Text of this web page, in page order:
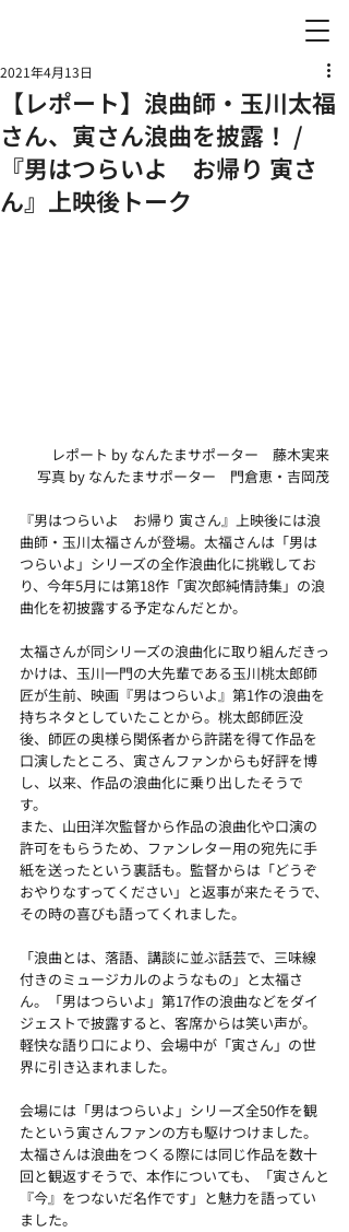
【レポート】浪曲師・玉川太福
さん、寅さん浪曲を披露！ /
『男はつらいよ お帰り 寅さ
ん』上映後トーク
2021年4月13日
レポート by なんたまサポーター　藤木実来
写真 by なんたまサポーター　門倉恵・吉岡茂
『男はつらいよ　お帰り 寅さん』上映後には浪
曲師・玉川太福さんが登場。太福さんは「男は
つらいよ」シリーズの全作浪曲化に挑戦してお
り、今年5月には第18作「寅次郎純情詩集」の浪
曲化を初披露する予定なんだとか。
太福さんが同シリーズの浪曲化に取り組んだきっ
かけは、玉川一門の大先輩である玉川桃太郎師
匠が生前、映画『男はつらいよ』第1作の浪曲を
持ちネタとしていたことから。桃太郎師匠没
後、師匠の奥様ら関係者から許諾を得て作品を
口演したところ、寅さんファンからも好評を博
し、以来、作品の浪曲化に乗り出したそうで
す。
また、山田洋次監督から作品の浪曲化や口演の
許可をもらうため、ファンレター用の宛先に手
紙を送ったという裏話も。監督からは「どうぞ
おやりなすってください」と返事が来たそうで、
その時の喜びも語ってくれました。
「浪曲とは、落語、講談に並ぶ話芸で、三味線
付きのミュージカルのようなもの」と太福さ
ん。「男はつらいよ」第17作の浪曲などをダイ
ジェストで披露すると、客席からは笑い声が。
軽快な語り口により、会場中が「寅さん」の世
界に引き込まれました。
会場には「男はつらいよ」シリーズ全50作を観
たという寅さんファンの方も駆けつけました。
太福さんは浪曲をつくる際には同じ作品を数十
回と観返すそうで、本作についても、「寅さんと
『今』をつないだ名作です」と魅力を語ってい
ました。